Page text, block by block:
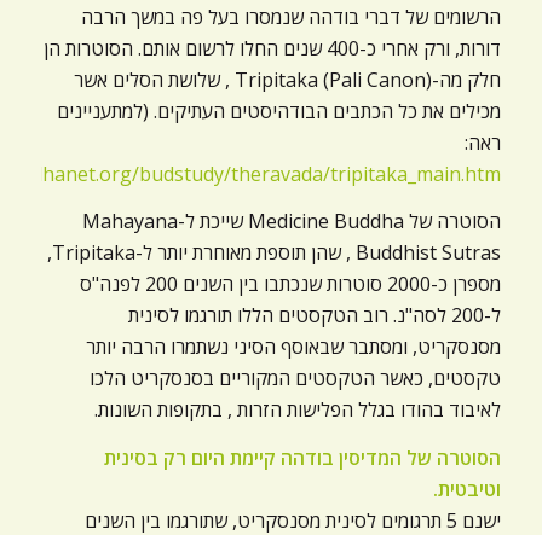
הרשומים של דברי בודהה שנמסרו בעל פה במשך הרבה
דורות, ורק אחרי כ-400 שנים החלו לרשום אותם. הסוטרות הן
חלק מה-Tripitaka (Pali Canon) , שלושת הסלים אשר
מכילים את כל הכתבים הבודהיסטים העתיקים. (למתעניינים
ראה:
budstudy/theravada/tripitaka_main.htm
הסוטרה של Medicine Buddha שייכת ל-Mahayana
Buddhist Sutras , שהן תוספת מאוחרת יותר ל-Tripitaka,
מספרן כ-2000 סוטרות שנכתבו בין השנים 200 לפנה"ס
ל-200 לסה"נ. רוב הטקסטים הללו תורגמו לסינית
מסנסקריט, ומסתבר שבאוסף הסיני נשתמרו הרבה יותר
טקסטים, כאשר הטקסטים המקוריים בסנסקריט הלכו
לאיבוד בהודו בגלל הפלישות הזרות , בתקופות השונות.
הסוטרה של המדיסין בודהה קיימת היום רק בסינית
וטיבטית.
ישנם 5 תרגומים לסינית מסנסקריט, שתורגמו בין השנים